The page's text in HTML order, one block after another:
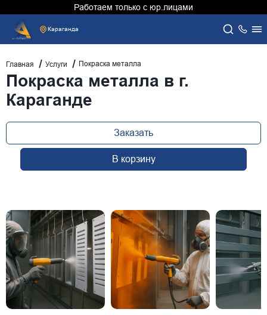
Работаем только с юр.лицами
Караганда
Главная Услуги Покраска металла
Покраска металла в г.
Караганде
Заказать
В корзину